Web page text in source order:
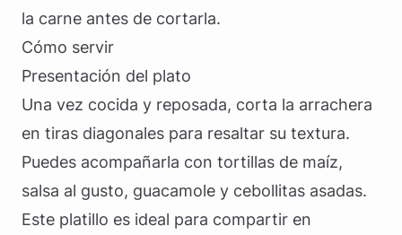
la carne antes de cortarla.
Cómo servir
Presentación del plato
Una vez cocida y reposada, corta la arrachera
en tiras diagonales para resaltar su textura.
Puedes acompañarla con tortillas de maíz,
salsa al gusto, guacamole y cebollitas asadas.
Este platillo es ideal para compartir en